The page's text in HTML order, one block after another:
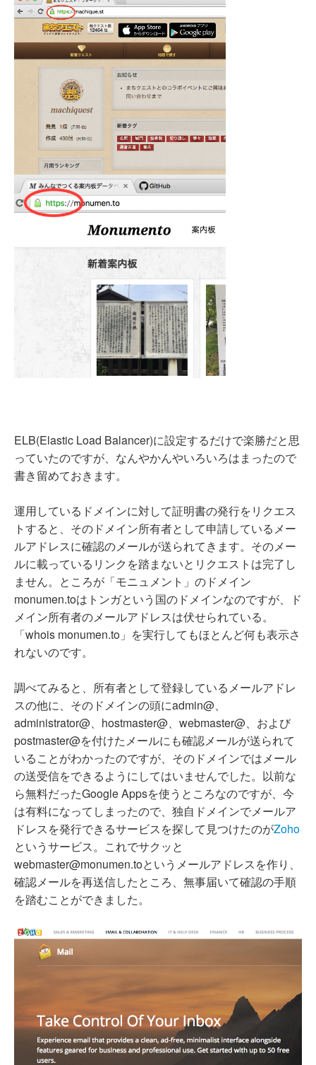
ELB(Elastic Load Balancer)に設定するだけで楽勝だと思
っていたのですが、なんやかんやいろいろはまったので
書き留めておきます。
運用しているドメインに対して証明書の発行をリクエス
トすると、そのドメイン所有者として申請しているメー
ルアドレスに確認のメールが送られてきます。そのメー
ルに載っているリンクを踏まないとリクエストは完了し
ません。ところが「モニュメント」のドメイン
monumen.toはトンガという国のドメインなのですが、ド
メイン所有者のメールアドレスは伏せられている。
「whois monumen.to」を実行してもほとんど何も表示さ
れないのです。
調べてみると、所有者として登録しているメールアドレ
スの他に、そのドメインの頭にadmin@、
administrator@、hostmaster@、webmaster@、および
postmaster@を付けたメールにも確認メールが送られて
いることがわかったのですが、そのドメインではメール
の送受信をできるようにしてはいませんでした。以前な
ら無料だったGoogle Appsを使うところなのですが、今
は有料になってしまったので、独自ドメインでメールア
ドレスを発行できるサービスを探して見つけたのがZoho
というサービス。これでサクッと
webmaster@monumen.toというメールアドレスを作り、
確認メールを再送信したところ、無事届いて確認の手順
を踏むことができました。